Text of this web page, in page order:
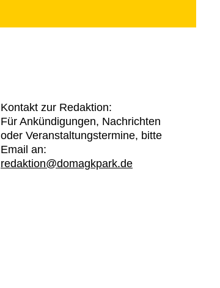
Kontakt zur Redaktion:
Für Ankündigungen, Nachrichten
oder Veranstaltungstermine, bitte
Email an:
redaktion@domagkpark.de